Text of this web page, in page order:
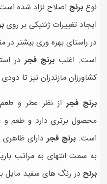
نوعبرنج اصلاح نژاد شده
ایجاد تغییرات ژنتیکی بر روی
در راستای بهره وری بیشتر در
است. اغلب برنج فجردر
کشاورزان مازندران نیز تا
برنج فجراز نظر عطر و
محصول برتری دارد و طعم و
است. برنج فجردارای ظاهری
به سمت انتهای به مراتب
برنحدر رنگ های سفید مایل